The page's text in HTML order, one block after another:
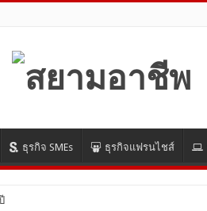
ธุรกิจ SMEs ธุรกิจแฟรนไชส์
มีอะไรบ้าง มาดูกัน!